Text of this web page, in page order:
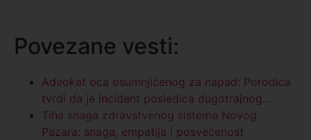
Povezane vesti:
Advokat oca osumnjičenog za napad: Porodica
tvrdi da je incident posledica dugotrajnog…
Tiha snaga zdravstvenog sistema Novog
Pazara: snaga, empatija i posvećenost